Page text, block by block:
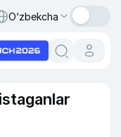
O‘zbekcha